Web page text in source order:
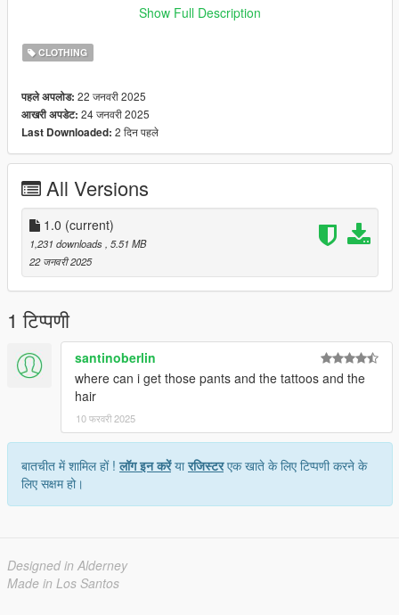
I'd recommend using https://www.gta5-
mods.com/tools/grzyclothtool-create-and-manage-addon-
Credits
Model: Self-made by Me (FOUR9)
Texturing: Me (FOUR9)
If you would like to contact me or see other items like this one,
please join my Discord.
https://discord.gg/ndSm9CEb5E
Show Full Description
CLOTHING
पहले अपलोड: 22 जनवरी 2025
आखरी अपडेट: 24 जनवरी 2025
Last Downloaded: 2 दिन पहले
All Versions
1.0 (current)
1,231 downloads , 5.51 MB
22 जनवरी 2025
1 टिप्पणी
santinoberlin
where can i get those pants and the tattoos and the
hair
10 फरवरी 2025
बातचीत में शामिल हों !लॉग इन करेंयारजिस्टरएक खाते के लिए टिप्पणी करने के
लिए सक्षम हो।
Designed in Alderney
Made in Los Santos